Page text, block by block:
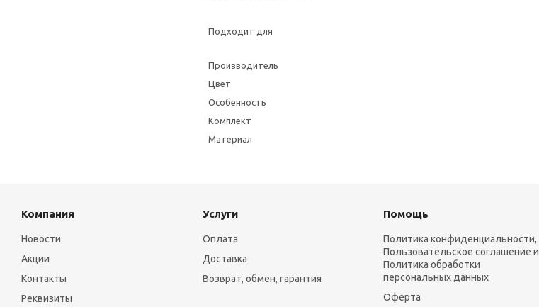
Подходит для
Производитель
Цвет
Особенность
Комплект
Материал
Компания
Новости
Акции
Контакты
Реквизиты
Услуги
Оплата
Доставка
Возврат, обмен, гарантия
Помощь
Политика конфиденциальности,
Пользовательское соглашение и
Политика обработки
персональных данных
Оферта